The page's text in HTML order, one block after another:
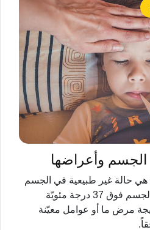
الجسم وأعراضها
هي حالة غير طبيعية في الجسم
تتمثّل بارتفاع درجة حرارة الجسم فوق 37 درجة مئويّة
مرض ما أو عوامل معيّنة